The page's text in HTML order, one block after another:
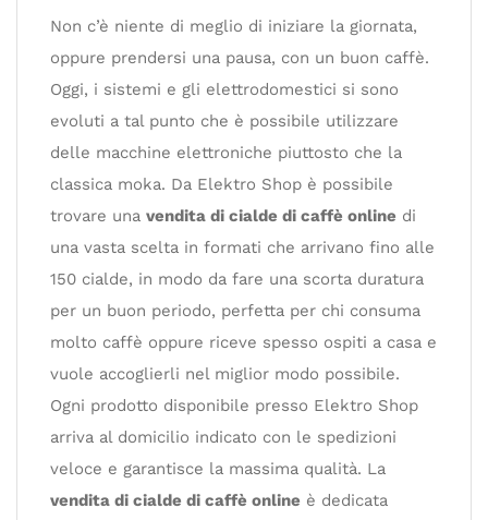
Non c’è niente di meglio di iniziare la giornata,
oppure prendersi una pausa, con un buon caffè.
Oggi, i sistemi e gli elettrodomestici si sono
evoluti a tal punto che è possibile utilizzare
delle macchine elettroniche piuttosto che la
classica moka. Da Elektro Shop è possibile
trovare una vendita di cialde di caffè online di
una vasta scelta in formati che arrivano fino alle
150 cialde, in modo da fare una scorta duratura
per un buon periodo, perfetta per chi consuma
molto caffè oppure riceve spesso ospiti a casa e
vuole accoglierli nel miglior modo possibile.
Ogni prodotto disponibile presso Elektro Shop
arriva al domicilio indicato con le spedizioni
veloce e garantisce la massima qualità. La
vendita di cialde di caffè online è dedicata